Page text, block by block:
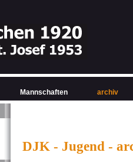
DJK - Jugend -
Mannschaften archiv